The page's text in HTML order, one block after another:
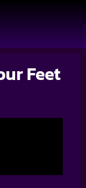
Feet